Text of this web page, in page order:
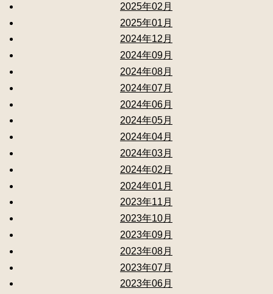
2025年02月
2025年01月
2024年12月
2024年09月
2024年08月
2024年07月
2024年06月
2024年05月
2024年04月
2024年03月
2024年02月
2024年01月
2023年11月
2023年10月
2023年09月
2023年08月
2023年07月
2023年06月